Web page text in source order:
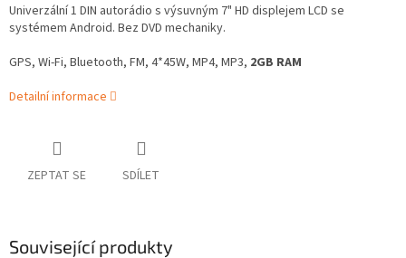
Univerzální 1 DIN autorádio s výsuvným 7" HD displejem LCD se
systémem Android. Bez DVD mechaniky.
GPS, Wi-Fi, Bluetooth, FM, 4*45W, MP4, MP3, 2GB RAM
Detailní informace
ZEPTAT SE SDÍLET
Související produkty